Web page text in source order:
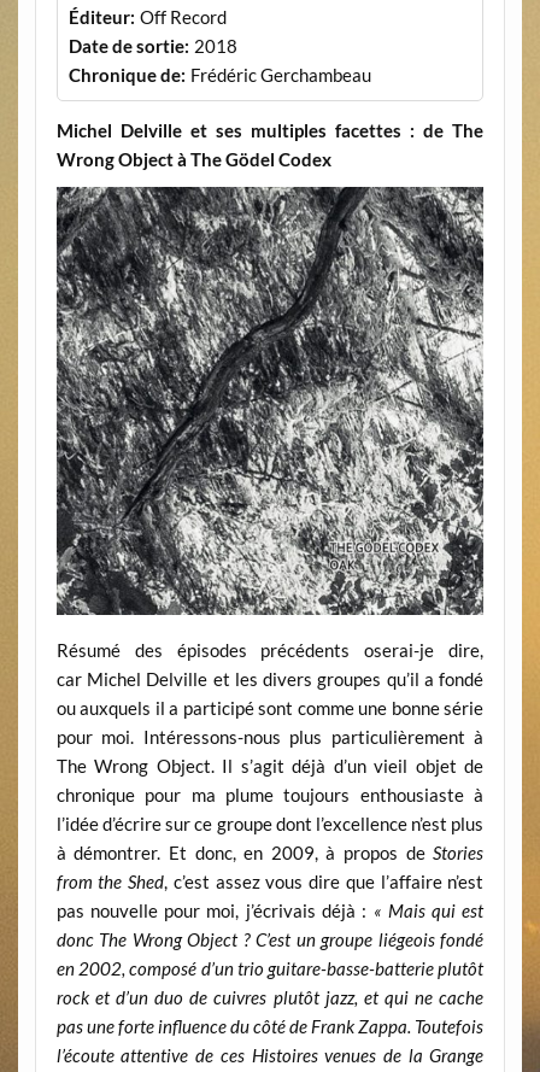
Éditeur: Off Record
Date de sortie: 2018
Chronique de: Frédéric Gerchambeau
Michel Delville et ses multiples facettes : de The
Wrong Object à The Gödel Codex
Résumé des épisodes précédents oserai-je dire,
car Michel Delville et les divers groupes qu’il a fondé
ou auxquels il a participé sont comme une bonne série
pour moi. Intéressons-nous plus particulièrement à
The Wrong Object. Il s’agit déjà d’un vieil objet de
chronique pour ma plume toujours enthousiaste à
l’idée d’écrire sur ce groupe dont l’excellence n’est plus
à démontrer. Et donc, en 2009, à propos deStories
from the Shed, c’est assez vous dire que l’affaire n’est
pas nouvelle pour moi, j’écrivais déjà : « Mais qui est
donc The Wrong Object ? C’est un groupe liégeois fondé
en 2002, composé d’un trio guitare-basse-batterie plutôt
rock et d’un duo de cuivres plutôt jazz, et qui ne cache
pas une forte influence du côté de Frank Zappa. Toutefois
l’écoute attentive de ces Histoires venues de la Grange